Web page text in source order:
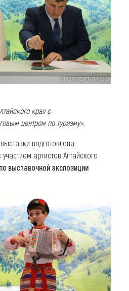
края с
центром по туризму».
подготовлена
участием артистов Алтайского
выставочной экспозиции